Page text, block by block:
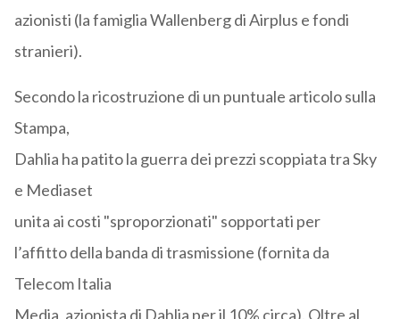
azionisti (la famiglia Wallenberg di Airplus e fondi
stranieri).
Secondo la ricostruzione di un puntuale articolo sulla
Stampa,
Dahlia ha patito la guerra dei prezzi scoppiata tra Sky
e Mediaset
unita ai costi "sproporzionati" sopportati per
l’affitto della banda di trasmissione (fornita da
Telecom Italia
Media, azionista di Dahlia per il 10% circa). Oltre al